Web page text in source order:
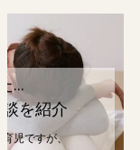
大人の生
自己肯